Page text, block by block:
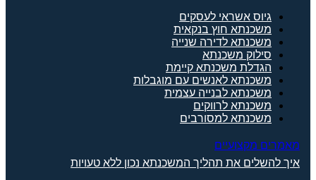
גיוס אשראי לעסקים
משכנתא חוץ בנקאית
משכנתא לדירה שנייה
סילוק משכנתא
הגדלת משכנתא קיימת
משכנתא לאנשים עם מוגבלות
משכנתא לבנייה עצמית
משכנתא לרווקים
משכנתא למסורבים
מאמרים מקצועיים
איך להשלים את תהליך המשכנתא נכון ללא טעויות